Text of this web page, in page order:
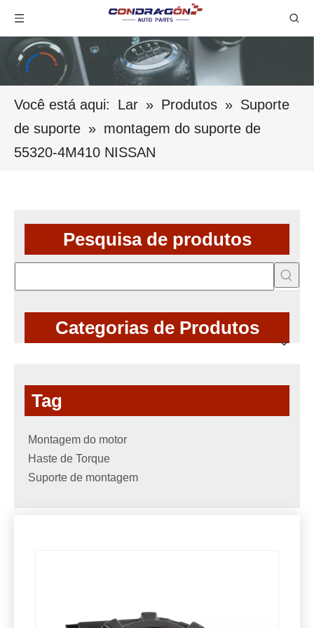
Você está aqui: Lar » Produtos » Suporte
de suporte » montagem do suporte de
55320-4M410 NISSAN
Pesquisa de produtos
Categorias de Produtos
Tag
Montagem do motor
Haste de Torque
Suporte de montagem